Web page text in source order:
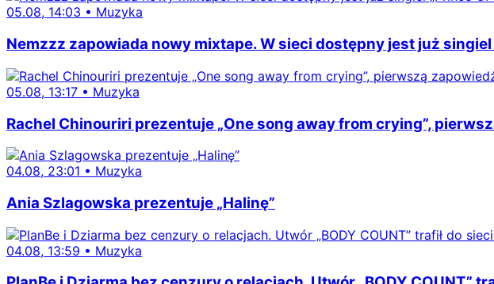
05.08, 14:03 • Muzyka
Nemzzz zapowiada nowy mixtape. W sieci dostępny jest już singiel
05.08, 13:17 • Muzyka
Rachel Chinouriri prezentuje „One song away from crying”,
04.08, 23:01 • Muzyka
Ania Szlagowska prezentuje „Halinę”
04.08, 13:59 • Muzyka